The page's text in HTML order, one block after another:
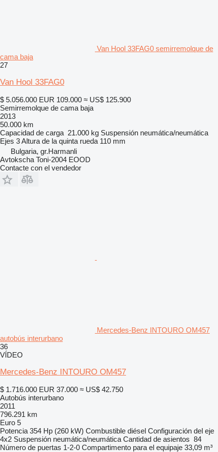
Van Hool 33FAG0 semirremolque de
cama baja
27
Van Hool 33FAG0
$ 5.056.000 EUR 109.000 ≈ US$ 125.900
Semirremolque de cama baja
2013
50.000 km
Capacidad de carga 21.000 kg Suspensión neumática/neumática
Ejes 3Altura de la quinta rueda 110 mm
Bulgaria, gr.Harmanli
Avtokscha Toni-2004 EOOD
Contacte con el vendedor
Mercedes-Benz INTOURO OM457
autobús interurbano
36
VÍDEO
Mercedes-Benz INTOURO OM457
$ 1.716.000 EUR 37.000 ≈ US$ 42.750
Autobús interurbano
2011
796.291 km
Euro 5
Potencia 354 Hp (260 kW) Combustible diésel Configuración del eje
4x2 Suspensión neumática/neumática Cantidad de asientos 84
Número de puertas 1-2-0 Compartimento para el equipaje 33,09 m³